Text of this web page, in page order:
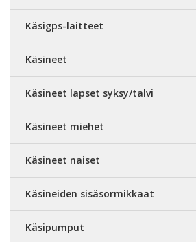
Käsigps-laitteet
Käsineet
Käsineet lapset syksy/talvi
Käsineet miehet
Käsineet naiset
Käsineiden sisäsormikkaat
Käsipumput